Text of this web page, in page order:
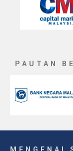
PAUTAN